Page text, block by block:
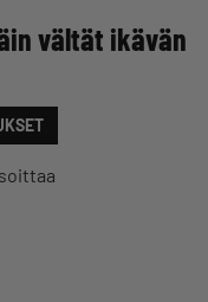
vältät ikävän